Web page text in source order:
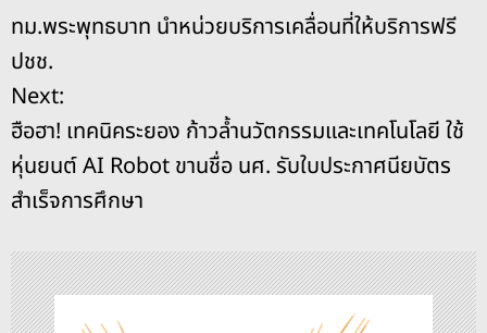
o
o
k
s g n
น
ะ
แ
น
ว
เ
ทม.พระพุทธบาท นำหน่วยบริการเคลื่อนที่ให้บริการฟรี
ปชช.
Next:
ฮือฮา! เทคนิคระยอง ก้าวล้ำนวัตกรรมและเทคโนโลยี ใช้
หุ่นยนต์ AI Robot ขานชื่อ นศ. รับใบประกาศนียบัตร
สำเร็จการศึกษา